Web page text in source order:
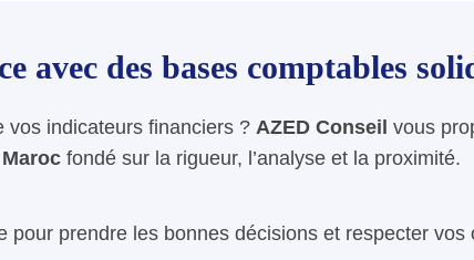
avec des bases comptables
vos indicateurs financiers ? AZED Conseil vous
fondé sur la rigueur, l’analyse et la proximité.
pour prendre les bonnes décisions et respecter vos